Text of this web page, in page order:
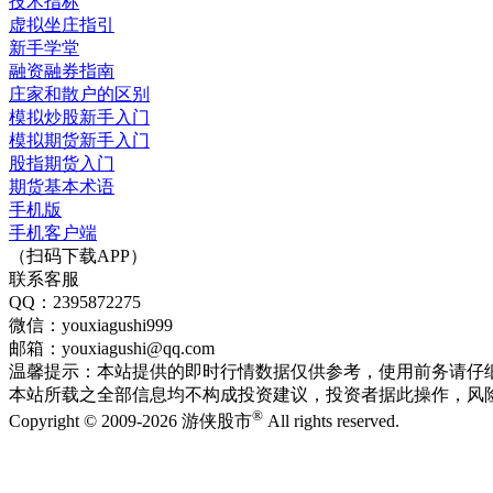
虚拟坐庄指引
新手学堂
融资融券指南
庄家和散户的区别
模拟炒股新手入门
模拟期货新手入门
股指期货入门
期货基本术语
手机版
手机客户端
（扫码下载APP）
联系客服
QQ：2395872275
微信：youxiagushi999
邮箱：youxiagushi@qq.com
温馨提示：本站提供的即时行情数据仅供参考，使用前务请仔
本站所载之全部信息均不构成投资建议，投资者据此操作，风
Copyright © 2009-2026 游侠股市® All rights reserved.